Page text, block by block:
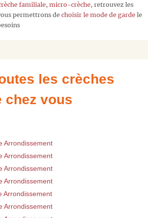
familiale, micro-crèche, retrouvez les
permettrons de choisir le mode de garde le
les crèches
chez vous
Arrondissement
Arrondissement
Arrondissement
Arrondissement
Arrondissement
Arrondissement